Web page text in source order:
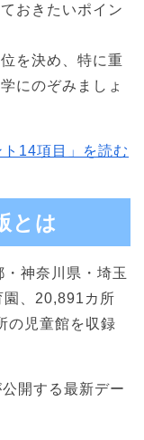
おきたいポイン
を決め、特に重
にのぞみましょ
ト14項目」を読む
とは
神奈川県・埼玉
園、20,891カ所
の児童館を収録
開する最新デー